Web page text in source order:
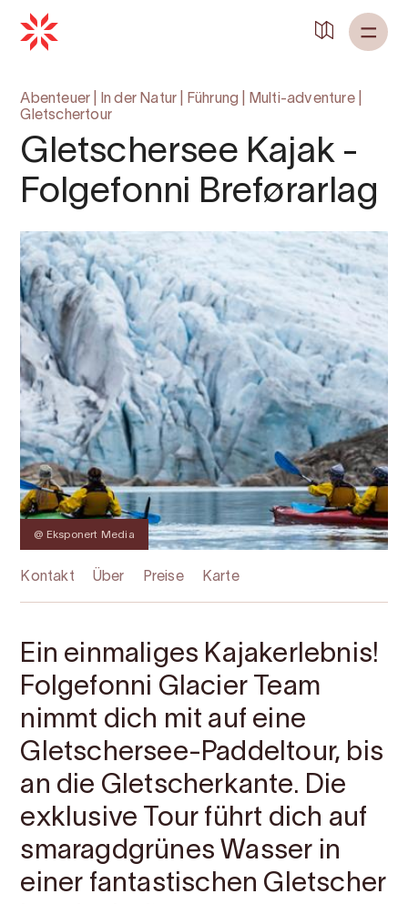
Abenteuer In der Natur Führung Multi-adventure|
Gletschertour
Gletschersee Kajak -
Folgefonni Breførarlag
@ Eksponert Media
Kontakt Über Preise Karte
Ein einmaliges Kajakerlebnis!
Folgefonni Glacier Team
nimmt dich mit auf eine
Gletschersee-Paddeltour, bis
an die Gletscherkante. Die
exklusive Tour führt dich auf
smaragdgrünes Wasser in
einer fantastischen Gletscher